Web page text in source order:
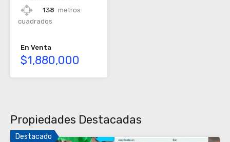
138 metros
cuadrados
En Venta
$1,880,000
Propiedades Destacadas
Destacado